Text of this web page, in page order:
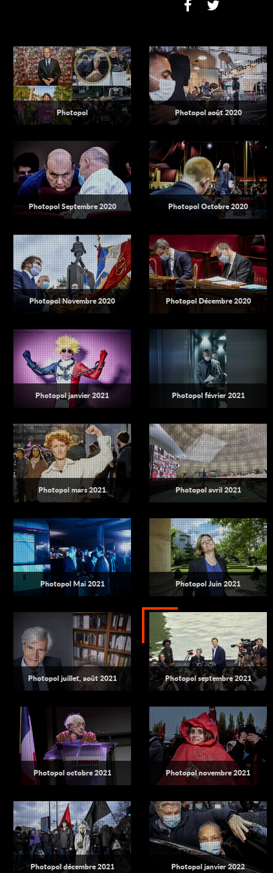
Photopol Photopol août 2020
Photopol Septembre 2020 Photopol Octobre 2020
Photopol Novembre 2020 Photopol Décembre 2020
Photopol janvier 2021 Photopol février 2021
Photopol mars 2021 Photopol avril 2021
Photopol Mai 2021 Photopol Juin 2021
Photopol juillet, août 2021 Photopol septembre 2021
Photopol octobre 2021 Photopol novembre 2021
Photopol décembre 2021 Photopol janvier 2022